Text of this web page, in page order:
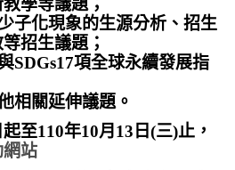
學等議題；
子化現象的生源分析、招生
招生議題；
SDGs17項全球永續發展指
相關延伸議題。
至110年10月13日(三)止，
站